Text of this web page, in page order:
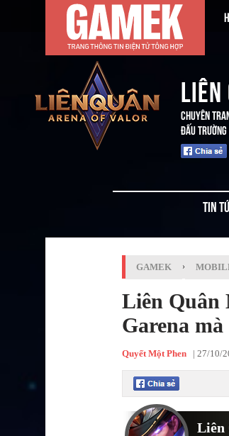
LIÊN
CHUYÊN
ĐẤU
TIN
GAMEK ›
Liên Quân
Garena
Quyết Một Phen | 27/10/
Liên